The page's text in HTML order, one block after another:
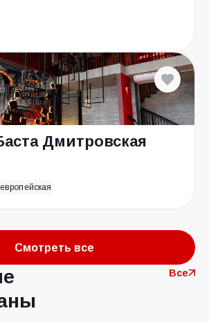
Дмитровская
европейская
Смотреть все
Все